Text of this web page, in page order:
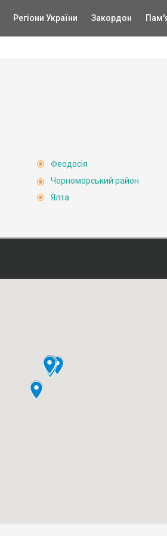
Регіони України Закордон
Феодосія
Чорноморський район
Ялта